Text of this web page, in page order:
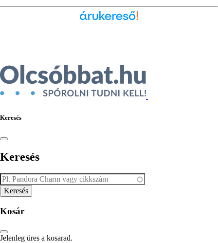
Keresés
Keresés
Kosár
Jelenleg üres a kosarad.